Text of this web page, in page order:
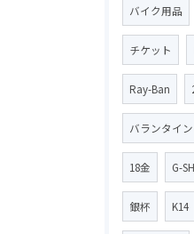
バイク用品
チケット
Ray-Ban
バランタイン
18金 G-
銀杯 K14